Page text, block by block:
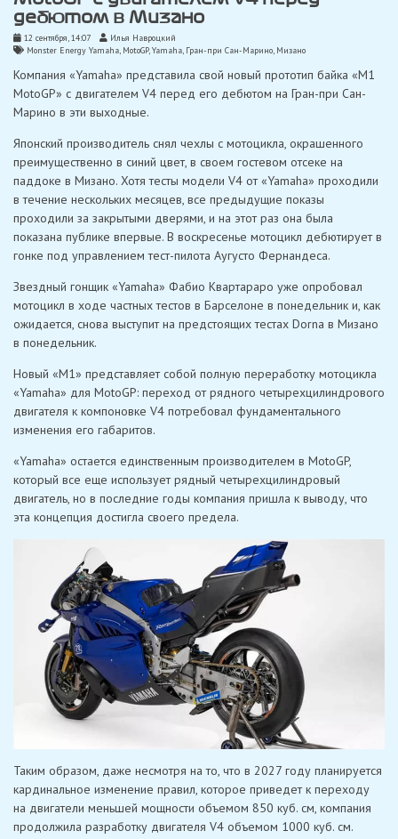
дебютом в Мизано
12 сентября, 14:07
Илья Навроцкий
Monster Energy Yamaha, MotoGP,Yamaha, Гран-при Сан-Марино, Мизано
Компания «Yamaha» представила свой новый прототип байка «M1
MotoGP» с двигателем V4 перед его дебютом на Гран-при Сан-
Марино в эти выходные.
Японский производитель снял чехлы с мотоцикла, окрашенного
преимущественно в синий цвет, в своем гостевом отсеке на
паддоке в Мизано. Хотя тесты модели V4 от «Yamaha» проходили
в течение нескольких месяцев, все предыдущие показы
проходили за закрытыми дверями, и на этот раз она была
показана публике впервые. В воскресенье мотоцикл дебютирует в
гонке под управлением тест-пилота Аугусто Фернандеса.
Звездный гонщик «Yamaha» Фабио Квартараро уже опробовал
мотоцикл в ходе частных тестов в Барселоне в понедельник и, как
ожидается, снова выступит на предстоящих тестах Dorna в Мизано
в понедельник.
Новый «M1» представляет собой полную переработку мотоцикла
«Yamaha» для MotoGP: переход от рядного четырехцилиндрового
двигателя к компоновке V4 потребовал фундаментального
изменения его габаритов.
«Yamaha» остается единственным производителем в MotoGP,
который все еще использует рядный четырехцилиндровый
двигатель, но в последние годы компания пришла к выводу, что
эта концепция достигла своего предела.
Таким образом, даже несмотря на то, что в 2027 году планируется
кардинальное изменение правил, которое приведет к переходу
на двигатели меньшей мощности объемом 850 куб. см, компания
продолжила разработку двигателя V4 объемом 1000 куб. см.